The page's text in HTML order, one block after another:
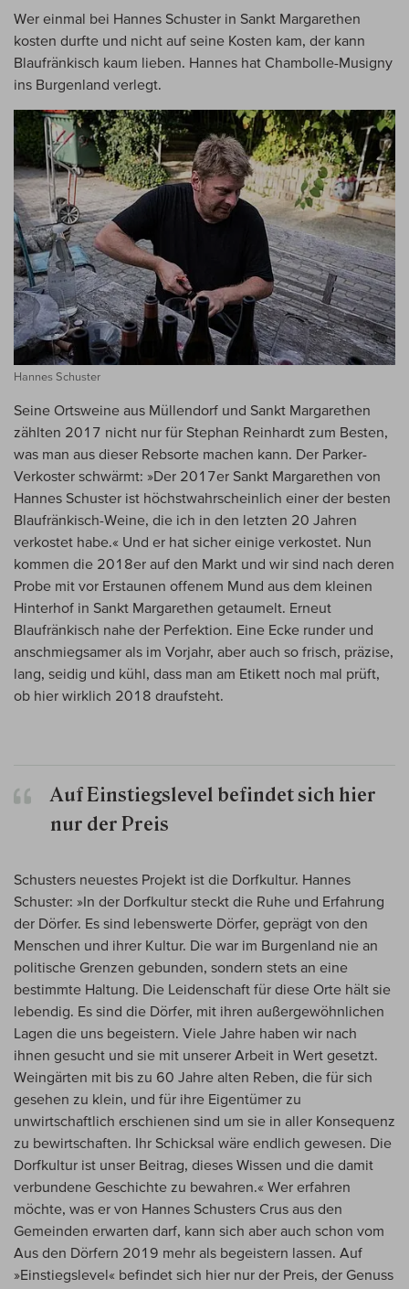
Wer einmal bei Hannes Schuster in Sankt Margarethen
kosten durfte und nicht auf seine Kosten kam, der kann
Blaufränkisch kaum lieben. Hannes hat Chambolle-Musigny
ins Burgenland verlegt.
Hannes Schuster
Seine Ortsweine aus Müllendorf und Sankt Margarethen
zählten 2017 nicht nur für Stephan Reinhardt zum Besten,
was man aus dieser Rebsorte machen kann. Der Parker-
Verkoster schwärmt: »Der 2017er Sankt Margarethen von
Hannes Schuster ist höchstwahrscheinlich einer der besten
Blaufränkisch-Weine, die ich in den letzten 20 Jahren
verkostet habe.« Und er hat sicher einige verkostet. Nun
kommen die 2018er auf den Markt und wir sind nach deren
Probe mit vor Erstaunen offenem Mund aus dem kleinen
Hinterhof in Sankt Margarethen getaumelt. Erneut
Blaufränkisch nahe der Perfektion. Eine Ecke runder und
anschmiegsamer als im Vorjahr, aber auch so frisch, präzise,
lang, seidig und kühl, dass man am Etikett noch mal prüft,
ob hier wirklich 2018 draufsteht.
Auf Einstiegslevel befindet sich hier
nur der Preis
Schusters neuestes Projekt ist die Dorfkultur. Hannes
Schuster: »In der Dorfkultur steckt die Ruhe und Erfahrung
der Dörfer. Es sind lebenswerte Dörfer, geprägt von den
Menschen und ihrer Kultur. Die war im Burgenland nie an
politische Grenzen gebunden, sondern stets an eine
bestimmte Haltung. Die Leidenschaft für diese Orte hält sie
lebendig. Es sind die Dörfer, mit ihren außergewöhnlichen
Lagen die uns begeistern. Viele Jahre haben wir nach
ihnen gesucht und sie mit unserer Arbeit in Wert gesetzt.
Weingärten mit bis zu 60 Jahre alten Reben, die für sich
gesehen zu klein, und für ihre Eigentümer zu
unwirtschaftlich erschienen sind um sie in aller Konsequenz
zu bewirtschaften. Ihr Schicksal wäre endlich gewesen. Die
Dorfkultur ist unser Beitrag, dieses Wissen und die damit
verbundene Geschichte zu bewahren.« Wer erfahren
möchte, was er von Hannes Schusters Crus aus den
Gemeinden erwarten darf, kann sich aber auch schon vom
Aus den Dörfern 2019 mehr als begeistern lassen. Auf
»Einstiegslevel« befindet sich hier nur der Preis, der Genuss